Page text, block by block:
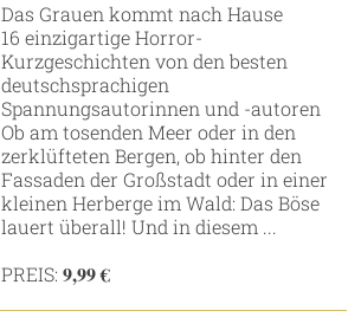
Das Grauen kommt nach Hause
16 einzigartige Horror-
Kurzgeschichten von den besten
deutschsprachigen
Spannungsautorinnen und -autoren
Ob am tosenden Meer oder in den
zerklüfteten Bergen, ob hinter den
Fassaden der Großstadt oder in einer
kleinen Herberge im Wald: Das Böse
lauert überall! Und in diesem ...
PREIS: 9,99 €